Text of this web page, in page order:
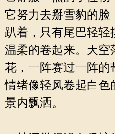
它努力去掰雪豹的脸
趴着，只有尾巴轻轻
温柔的卷起来。天空
花，一阵赛过一阵的
情绪像轻风卷起白色
景内飘洒。